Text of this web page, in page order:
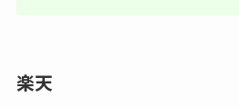
楽天